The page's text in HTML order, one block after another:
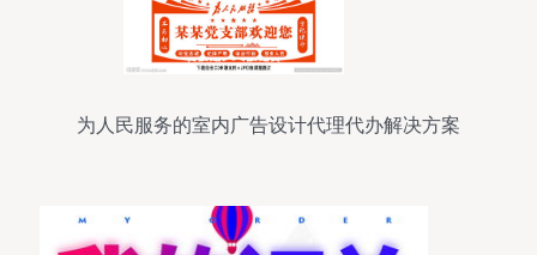
为人民服务的室内广告设计代理代办解决方案